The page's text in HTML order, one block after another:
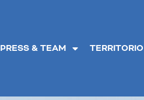
PRESS & TEAM TERRITORIO